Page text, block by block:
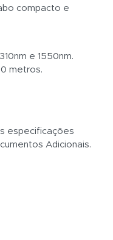
compacto e
e 1550nm.
metros.
especificações
Adicionais.